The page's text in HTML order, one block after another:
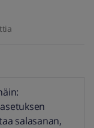
salasanan,